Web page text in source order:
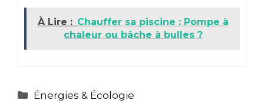
À Lire : Chauffer sa piscine : Pompe à
chaleur ou bâche à bulles ?
Catégories
Énergies & Écologie